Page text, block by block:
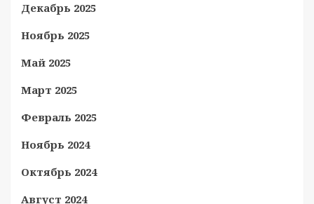
Декабрь 2025
Ноябрь 2025
Май 2025
Март 2025
Февраль 2025
Ноябрь 2024
Октябрь 2024
Август 2024